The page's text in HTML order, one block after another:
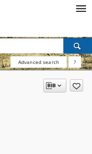
Advanced search ?